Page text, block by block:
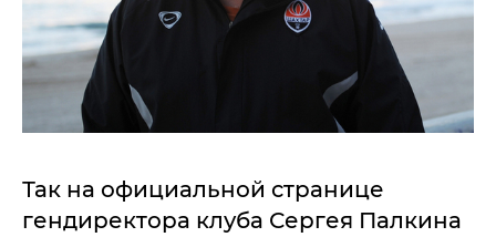
Так на официальной странице
гендиректора клуба Сергея Палкина